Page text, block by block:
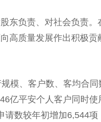
东负责、对社会负责。
高质量发展作出积极
模、客户数、客均合
亿平安个人客户同时
数较年初增加6,544